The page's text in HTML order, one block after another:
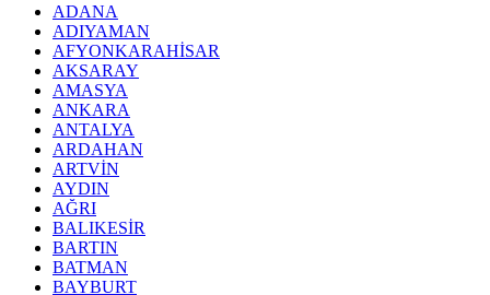
ADANA
ADIYAMAN
AFYONKARAHİSAR
AKSARAY
AMASYA
ANKARA
ANTALYA
ARDAHAN
ARTVİN
AYDIN
AĞRI
BALIKESİR
BARTIN
BATMAN
BAYBURT